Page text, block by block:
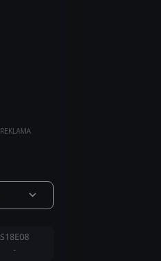
REKLAMA
S18E08
-